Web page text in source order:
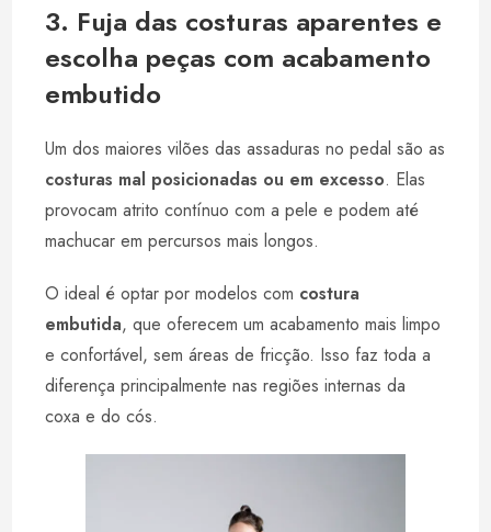
3. Fuja das costuras aparentes e
escolha peças com acabamento
embutido
Um dos maiores vilões das assaduras no pedal são as
costuras mal posicionadas ou em excesso. Elas
provocam atrito contínuo com a pele e podem até
machucar em percursos mais longos.
O ideal é optar por modelos com costura
embutida, que oferecem um acabamento mais limpo
e confortável, sem áreas de fricção. Isso faz toda a
diferença principalmente nas regiões internas da
coxa e do cós.